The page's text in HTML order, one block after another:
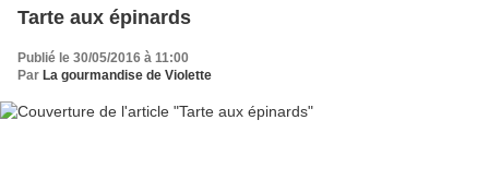
Tarte aux épinards
Publié le 30/05/2016 à 11:00
Par La gourmandise de Violette